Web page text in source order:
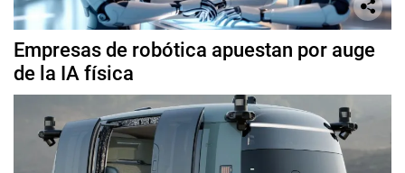
Empresas de robótica apuestan por auge
de la IA física